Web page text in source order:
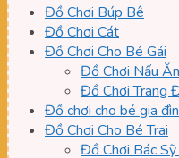
Đồ Chơi Búp Bê
Đồ Chơi Cát
Đồ Chơi Cho Bé Gái
Đồ Chơi Nấu Ăn
Đồ Chơi Trang
Đồ chơi cho bé gia
Đồ Chơi Cho Bé Trai
Đồ Chơi Bác